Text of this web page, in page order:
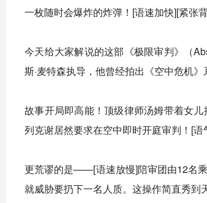
一枚随时会爆炸的炸弹！[语速加快][紧张
今天给大家解说的这部《极限审判》（
斯·麦特森执导，他曾经拍出《空中危机
故事开局即高能！顶级律师汤姆带着女
列克谢居然要求在空中即时开庭审判！[
更荒谬的是——[语速放慢]陪审团由12名
就威胁要扔下一名人质。这操作简直秀到